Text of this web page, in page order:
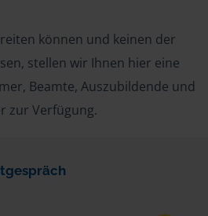
können und keinen der
stellen wir Ihnen hier eine
Beamte, Auszubildende und
zur Verfügung.